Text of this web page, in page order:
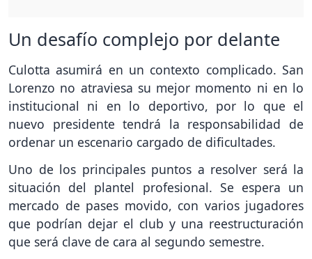
Un desafío complejo por delante
Culotta asumirá en un contexto complicado. San
Lorenzo no atraviesa su mejor momento ni en lo
institucional ni en lo deportivo, por lo que el
nuevo presidente tendrá la responsabilidad de
ordenar un escenario cargado de dificultades.
Uno de los principales puntos a resolver será la
situación del plantel profesional. Se espera un
mercado de pases movido, con varios jugadores
que podrían dejar el club y una reestructuración
que será clave de cara al segundo semestre.